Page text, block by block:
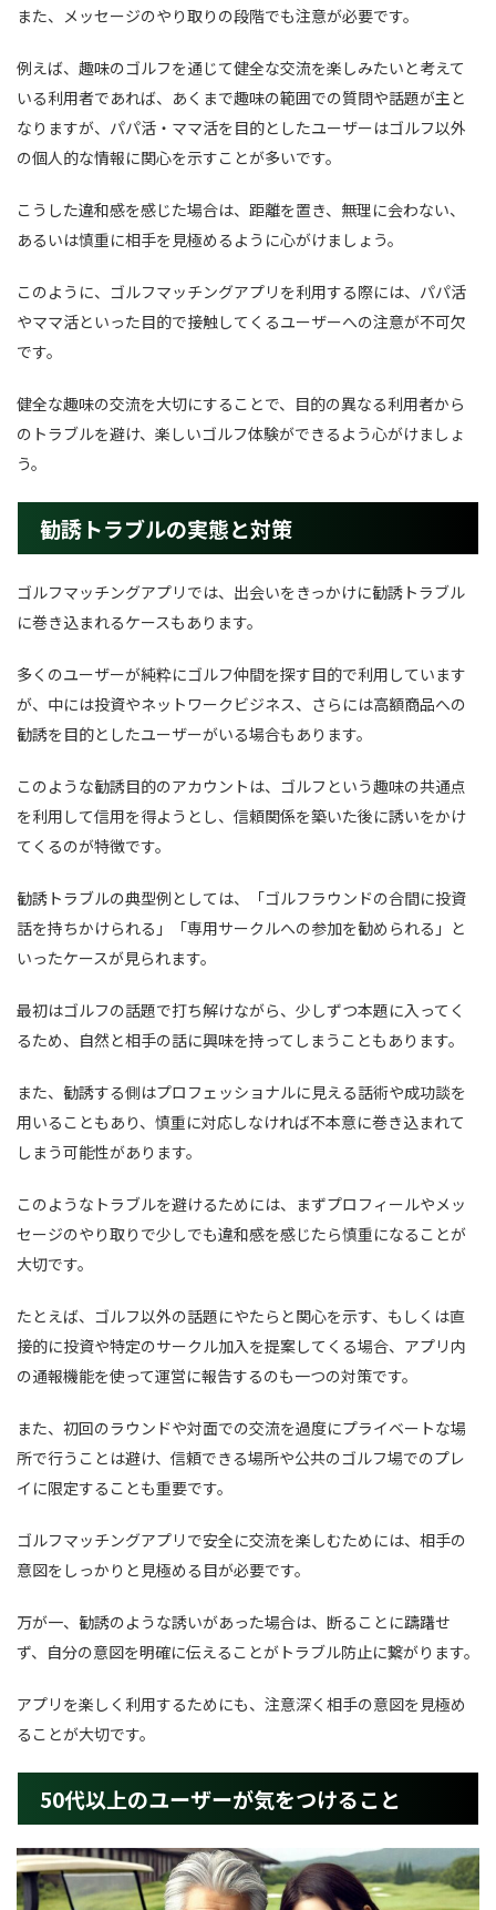
また、メッセージのやり取りの段階でも注意が必要です。
例えば、趣味のゴルフを通じて健全な交流を楽しみたいと考えて
いる利用者であれば、あくまで趣味の範囲での質問や話題が主と
なりますが、パパ活・ママ活を目的としたユーザーはゴルフ以外
の個人的な情報に関心を示すことが多いです。
こうした違和感を感じた場合は、距離を置き、無理に会わない、
あるいは慎重に相手を見極めるように心がけましょう。
このように、ゴルフマッチングアプリを利用する際には、パパ活
やママ活といった目的で接触してくるユーザーへの注意が不可欠
です。
健全な趣味の交流を大切にすることで、目的の異なる利用者から
のトラブルを避け、楽しいゴルフ体験ができるよう心がけましょ
う。
勧誘トラブルの実態と対策
ゴルフマッチングアプリでは、出会いをきっかけに勧誘トラブル
に巻き込まれるケースもあります。
多くのユーザーが純粋にゴルフ仲間を探す目的で利用しています
が、中には投資やネットワークビジネス、さらには高額商品への
勧誘を目的としたユーザーがいる場合もあります。
このような勧誘目的のアカウントは、ゴルフという趣味の共通点
を利用して信用を得ようとし、信頼関係を築いた後に誘いをかけ
てくるのが特徴です。
勧誘トラブルの典型例としては、「ゴルフラウンドの合間に投資
話を持ちかけられる」「専用サークルへの参加を勧められる」と
いったケースが見られます。
最初はゴルフの話題で打ち解けながら、少しずつ本題に入ってく
るため、自然と相手の話に興味を持ってしまうこともあります。
また、勧誘する側はプロフェッショナルに見える話術や成功談を
用いることもあり、慎重に対応しなければ不本意に巻き込まれて
しまう可能性があります。
このようなトラブルを避けるためには、まずプロフィールやメッ
セージのやり取りで少しでも違和感を感じたら慎重になることが
大切です。
たとえば、ゴルフ以外の話題にやたらと関心を示す、もしくは直
接的に投資や特定のサークル加入を提案してくる場合、アプリ内
の通報機能を使って運営に報告するのも一つの対策です。
また、初回のラウンドや対面での交流を過度にプライベートな場
所で行うことは避け、信頼できる場所や公共のゴルフ場でのプレ
イに限定することも重要です。
ゴルフマッチングアプリで安全に交流を楽しむためには、相手の
意図をしっかりと見極める目が必要です。
万が一、勧誘のような誘いがあった場合は、断ることに躊躇せ
ず、自分の意図を明確に伝えることがトラブル防止に繋がります。
アプリを楽しく利用するためにも、注意深く相手の意図を見極め
ることが大切です。
50代以上のユーザーが気をつけること